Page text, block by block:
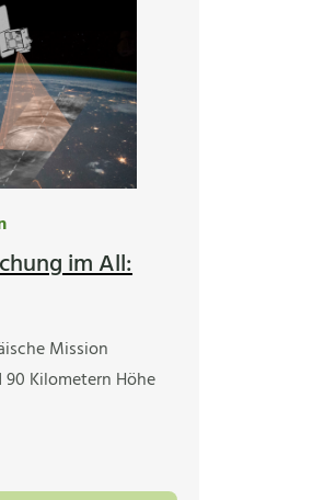
im All:
Mission
Kilometern Höhe